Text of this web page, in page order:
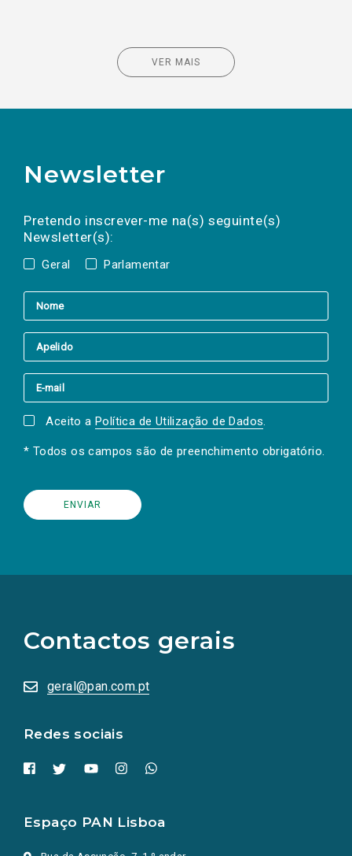
VER MAIS
Newsletter
Pretendo inscrever-me na(s) seguinte(s)
Newsletter(s):
Geral Parlamentar
a(s) newsletter(s).
mail
Aceito a Política de Utilização de Dados.
* Todos os campos são de preenchimento obrigatório.
Contactos gerais
geral@pan.com.pt
Redes sociais
redes
sociais
numa
nova
Espaço PAN Lisboa